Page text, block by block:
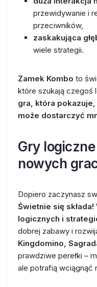
przewidywanie i
przeciwników,
zaskakująca
wiele strategii.
Zamek Kombo to
które szukają czegoś
gra, która
może dostarczyć
Gry
nowych
Dopiero zaczynasz
Świetnie się składa!
logicznych i
dobrej zabawy i
Kingdomino,
prawdziwe perełki –
ale potrafią wciągnąć